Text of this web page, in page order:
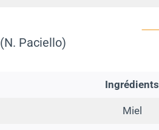
(N. Paciello)
Ingrédients
Miel